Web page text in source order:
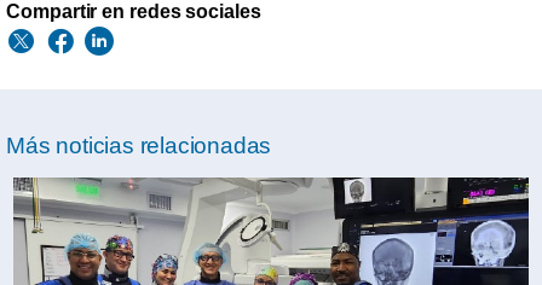
Compartir en redes sociales
Más noticias relacionadas